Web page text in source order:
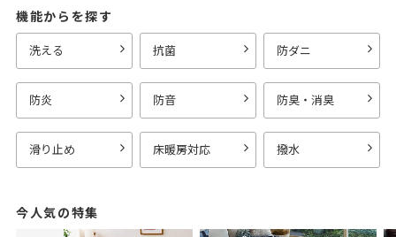
機能からを探す
洗える 抗菌 防ダニ
防炎 防音 防臭・消臭
滑り止め 床暖房対応 撥水
今人気の特集